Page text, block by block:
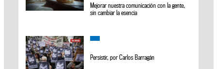
Mejorar nuestra comunicación con la gente,
sin cambiar la esencia
Persistir, por Carlos Barragán